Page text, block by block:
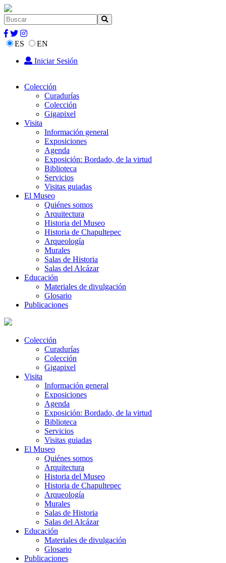
ES
EN
Iniciar Sesión
Colección
Curadurías
Colección
Gigapixel
Visita
Información general
Exposiciones
Agenda
Exposición: Bordado, de la virtud
Biblioteca
Servicios
Visitas guiadas
El Museo
Quiénes somos
Arquitectura
Historia del Museo
Historia de Chapultepec
Arqueología
Murales
Salas de Historia
Salas del Alcázar
Educación
Materiales de divulgación
Glosario
Publicaciones
Colección
Curadurías
Colección
Gigapixel
Visita
Información general
Exposiciones
Agenda
Exposición: Bordado, de la virtud
Biblioteca
Servicios
Visitas guiadas
El Museo
Quiénes somos
Arquitectura
Historia del Museo
Historia de Chapultepec
Arqueología
Murales
Salas de Historia
Salas del Alcázar
Educación
Materiales de divulgación
Glosario
Publicaciones